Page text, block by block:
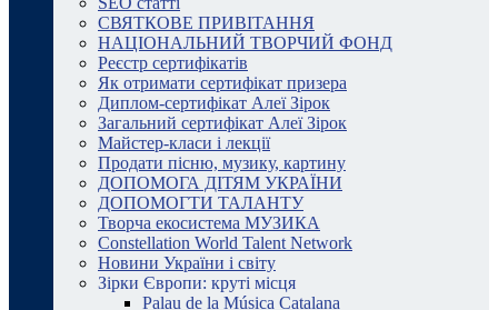
СВЯТКОВЕ ПРИВІТАННЯ
НАЦІОНАЛЬНИЙ ТВОРЧИЙ ФОНД
Реєстр сертифікатів
Як отримати сертифікат призера
Диплом-сертифікат Алеї Зірок
Загальний сертифікат Алеї Зірок
Майстер-класи і лекції
Продати пісню, музику, картину
ДОПОМОГА ДІТЯМ УКРАЇНИ
ДОПОМОГТИ ТАЛАНТУ
Творча екосистема МУЗИКА
Constellation World Talent Network
Новини України і світу
Зірки Європи: круті місця
Palau de la Música Catalana